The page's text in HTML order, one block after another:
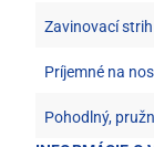
Zavinovací
Príjemné na
Pohodlný,